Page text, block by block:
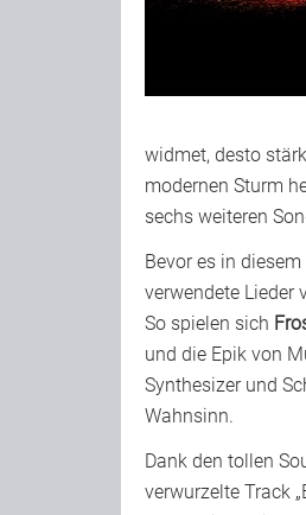
widmet, desto
modernen Sturm
sechs weiteren
Bevor es in
verwendete Lieder
So spielen sich
und die Epik von
Synthesizer und
Wahnsinn.
Dank den tollen
verwurzelte Track